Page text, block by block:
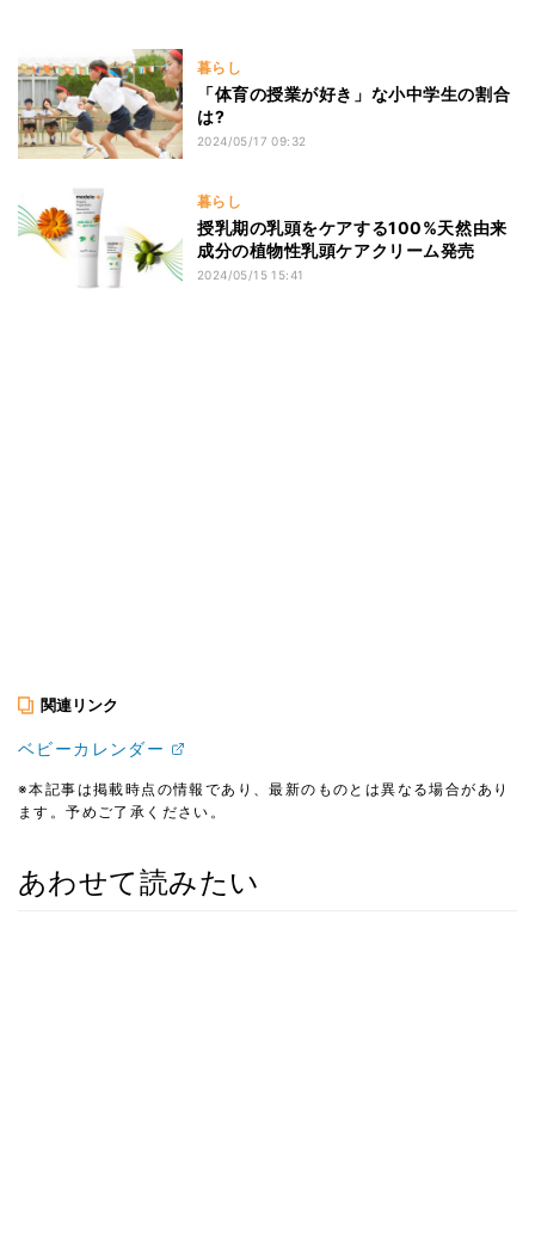
暮らし
「体育の授業が好き」な小中学生の割合
は?
2024/05/17 09:32
暮らし
授乳期の乳頭をケアする100%天然由来
成分の植物性乳頭ケアクリーム発売
2024/05/15 15:41
関連リンク
ベビーカレンダー
※本記事は掲載時点の情報であり、最新のものとは異なる場合があり
ます。予めご了承ください。
あわせて読みたい